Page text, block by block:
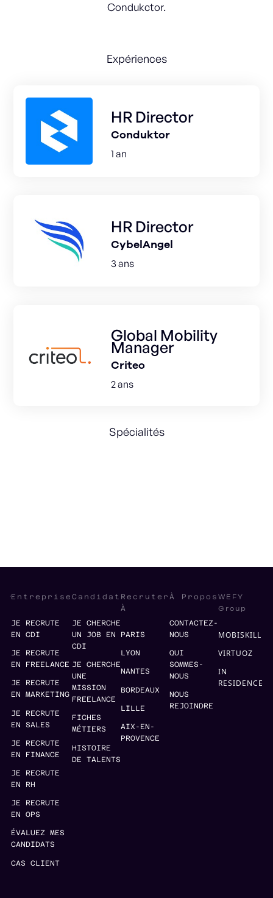
Condukctor.
Expériences
HR Director
Conduktor
1 an
HR Director
CybelAngel
3 ans
Global Mobility
Manager
Criteo
2 ans
Spécialités
Entreprise
JE RECRUTE
EN CDI
JE RECRUTE
EN FREELANCE
JE RECRUTE
EN MARKETING
JE RECRUTE
EN SALES
JE RECRUTE
EN FINANCE
JE RECRUTE
EN RH
JE RECRUTE
EN OPS
ÉVALUEZ MES
CANDIDATS
CAS CLIENT
Candidat
JE CHERCHE
UN JOB EN
CDI
JE CHERCHE
UNE
MISSION
FREELANCE
FICHES
MÉTIERS
HISTOIRE
DE TALENTS
Recruter
À
PARIS
LYON
NANTES
BORDEAUX
LILLE
AIX-EN-
PROVENCE
À Propos
CONTACTEZ-
NOUS
QUI
SOMMES-
NOUS
NOUS
REJOINDRE
WEFY
Group
MOBISKILL
VIRTUOZ
IN
RESIDENCE